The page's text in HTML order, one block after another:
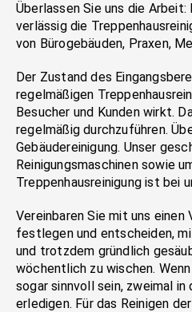
Über­las­sen Sie uns die
ver­läs­sig die
von Bü­ro­ge­bäu­den, Pra­xen,
Der Zustand des
regelmäßigen
Besucher und Kunden wirkt.
regelmäßig durchzuführen.
Gebäudereinigung. Unser
Reinigungsmaschinen sowie
Treppenhausreinigung ist bei
Vereinbaren Sie mit uns
festlegen und entscheiden,
und trotzdem gründlich
wöchentlich zu wischen.
sogar sinnvoll sein, zweimal in
erledigen. Für das Reinigen